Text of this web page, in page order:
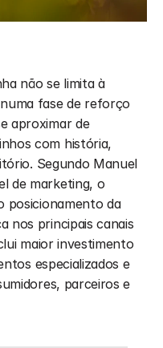
não se limita à
fase de reforço
aproximar de
com história,
Segundo Manuel
de marketing, o
posicionamento da
nos principais canais
maior investimento
especializados e
parceiros e